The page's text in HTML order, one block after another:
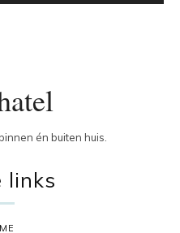
én buiten huis.
links